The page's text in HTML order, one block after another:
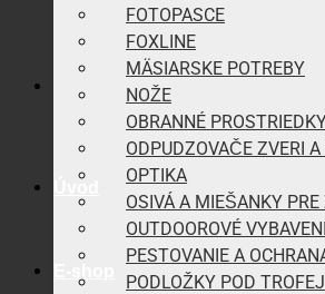
FOTOPASCE
FOXLINE
MÄSIARSKE POTREBY
NOŽE
OBRANNÉ
ODPUDZOVAČE ZVERI A
OPTIKA
OSIVÁ A MIEŠANKY PRE
OUTDOOROVÉ
PESTOVANIE A
PODLOŽKY POD TROFEJ